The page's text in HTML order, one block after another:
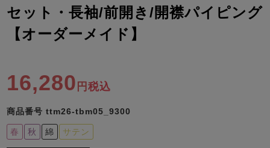
売れ筋ランキング
- Item Ranking -
新着商品
すべての季節のパジャマ一覧はこちら
セット・長袖/前開き/開襟パイピング
【オーダーメイド】
16,280 税込
商品番号 ttm26-tbm05_9300
春 秋 綿 サテン